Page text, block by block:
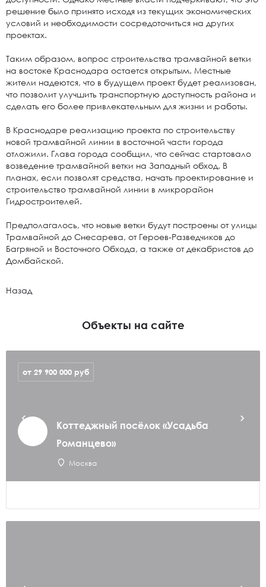
решение было принято исходя из текущих экономических
условий и необходимости сосредоточиться на других
проектах.
Таким образом, вопрос строительства трамвайной ветки
на востоке Краснодара остается открытым. Местные
жители надеются, что в будущем проект будет реализован,
что позволит улучшить транспортную доступность района и
сделать его более привлекательным для жизни и работы.
В Краснодаре реализацию проекта по строительству
новой трамвайной линии в восточной части города
отложили. Глава города сообщил, что сейчас стартовало
возведение трамвайной ветки на Западный обход. В
планах, если позволят средства, начать проектирование и
строительство трамвайной линии в микрорайон
Гидростроителей.
Предполагалось, что новые ветки будут построены от улицы
Трамвайной до Снесарева, от Героев-Разведчиков до
Багряной и Восточного Обхода, а также от декабристов до
Домбайской.
Назад
Объекты на сайте
Коттеджный посёлок «Усадьба
Романцево»
Москва
от 29 900 000 руб